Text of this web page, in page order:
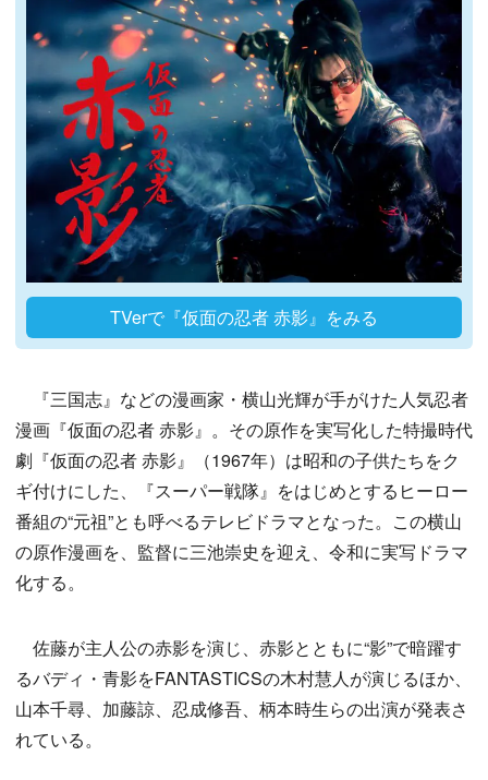
TVerで『仮面の忍者 赤影』をみる
『三国志』などの漫画家・横山光輝が手がけた人気忍者
漫画『仮面の忍者 赤影』。その原作を実写化した特撮時代
劇『仮面の忍者 赤影』（1967年）は昭和の子供たちをク
ギ付けにした、『スーパー戦隊』をはじめとするヒーロー
番組の“元祖”とも呼べるテレビドラマとなった。この横山
の原作漫画を、監督に三池崇史を迎え、令和に実写ドラマ
化する。
佐藤が主人公の赤影を演じ、赤影とともに“影”で暗躍す
るバディ・青影をFANTASTICSの木村慧人が演じるほか、
山本千尋、加藤諒、忍成修吾、柄本時生らの出演が発表さ
れている。